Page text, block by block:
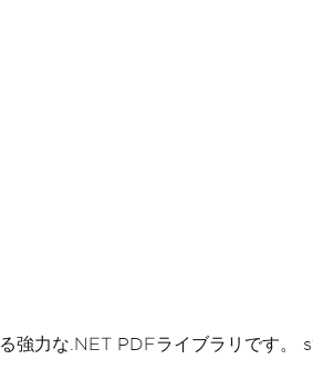
力な.NET PDFライブラリです。